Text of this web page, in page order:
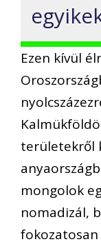
Ezen kívül
területekről
mongolok
nomadizál,
fokozatosan